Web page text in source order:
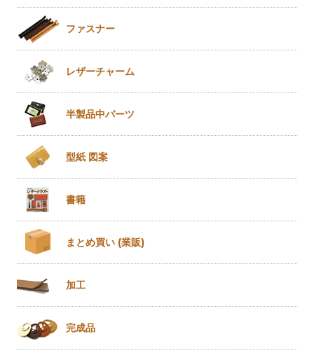
ファスナー
レザーチャーム
半製品中パーツ
型紙 図案
書籍
まとめ買い (業販)
加工
完成品